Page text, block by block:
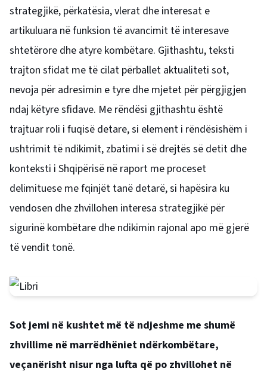
strategjikë, përkatësia, vlerat dhe interesat e
artikuluara në funksion të avancimit të interesave
shtetërore dhe atyre kombëtare. Gjithashtu, teksti
trajton sfidat me të cilat përballet aktualiteti sot,
nevoja për adresimin e tyre dhe mjetet për përgjigjen
ndaj këtyre sfidave. Me rëndësi gjithashtu është
trajtuar roli i fuqisë detare, si element i rëndësishëm i
ushtrimit të ndikimit, zbatimi i së drejtës së detit dhe
konteksti i Shqipërisë në raport me proceset
delimituese me fqinjët tanë detarë, si hapësira ku
vendosen dhe zhvillohen interesa strategjikë për
sigurinë kombëtare dhe ndikimin rajonal apo më gjerë
të vendit tonë.
Sot jemi në kushtet më të ndjeshme me shumë
zhvillime në marrëdhëniet ndërkombëtare,
veçanërisht nisur nga lufta që po zhvillohet në